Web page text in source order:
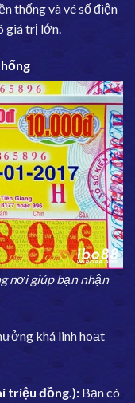
thống và vé số điện
giá trị lớn.
nơi giúp bạn nhận
khá linh hoạt
triệu đồng.):Bạn có